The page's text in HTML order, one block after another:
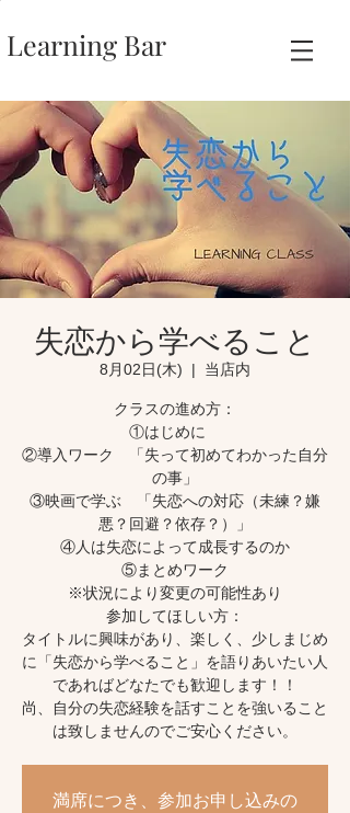
Learning Bar
失恋から学べること
8月02日(木)
  |
当店内
クラスの進め方：
①はじめに
②導入ワーク 「失って初めてわかった自分
の事」
③映画で学ぶ 「失恋への対応（未練？嫌
悪？回避？依存？）」
④人は失恋によって成長するのか
⑤まとめワーク
※状況により変更の可能性あり
参加してほしい方：
タイトルに興味があり、楽しく、少しまじめ
に「失恋から学べること」を語りあいたい人
であればどなたでも歓迎します！！
尚、自分の失恋経験を話すことを強いること
は致しませんのでご安心ください。
満席につき、参加お申し込みの